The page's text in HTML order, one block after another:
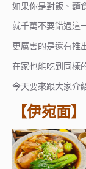
如果你是對飯、麵
就千萬不要錯過這
更厲害的是還有推
在家也能吃到同樣
今天要來跟大家介
【伊宛面】